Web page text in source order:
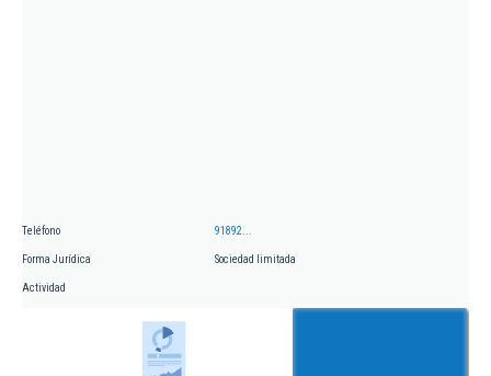
Teléfono 91892...
Forma Jurídica Sociedad limitada
Actividad